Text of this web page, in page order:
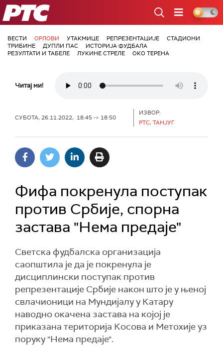
РТС
ВЕСТИ ОРЛОВИ УТАКМИЦЕ РЕПРЕЗЕНТАЦИЈЕ
СТАДИОНИ
ТРИБИНЕ
ДУПЛИ ПАС
ИСТОРИЈА ФУДБАЛА
РЕЗУЛТАТИ И ТАБЕЛЕ
ЛУКИНЕ СТРЕЛЕ ОКО ТЕРЕНА
Читај ми!
СУБОТА, 26.11.2022, 18:45 -> 18:50
ИЗВОР:
РТС, ТАНЈУГ
Фифа покренула поступак
против Србије, спорна
застава "Нема предаје"
Светска фудбалска организација
саопштила је да је покренула је
дисциплински поступак против
репрезентације Србије након што је у њеној
свлачионици на Мундијалу у Катару
наводно окачена застава на којој је
приказана територија Косова и Метохије уз
поруку "Нема предаје".